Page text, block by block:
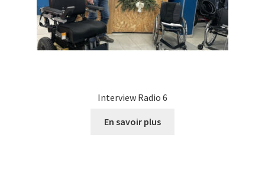
Interview Radio 6
En savoir plus